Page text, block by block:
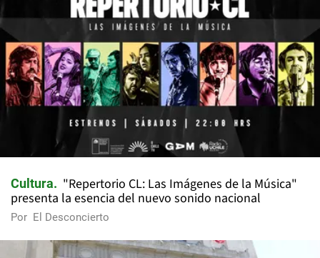
Cultura
"Repertorio CL: Las Imágenes de la Música"
presenta la esencia del nuevo sonido nacional
Por El Desconcierto